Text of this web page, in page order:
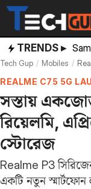
Skip
content
TRENDS ▸
Tech Gup Mobiles
REALME C75 5G
সস্তায়
রিয়েলমি,
স্টোরেজ
Realme P3
একটি নতুন